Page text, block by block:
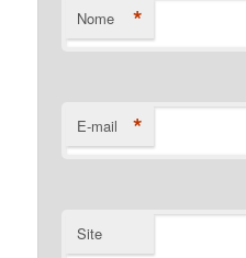
Nome *
E-mail *
Site